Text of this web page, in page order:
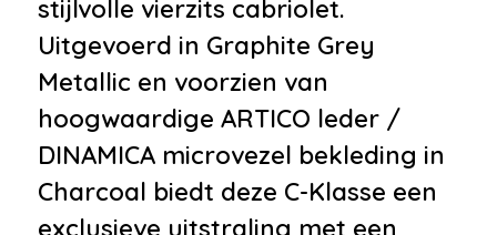
•Buitenspiegels met verlichting
•Buitenspiegels verwarmbaar
Bumpers in carrosseriekleur
•Centrale deurvergrendeling
met afstandsbediening
Getint glas
stijlvolle vierzits cabriolet.
Uitgevoerd in Graphite Grey
Metallic en voorzien van
hoogwaardige ARTICO leder /
DINAMICA microvezel bekleding in
Charcoal biedt deze C-Klasse een
exclusieve uitstraling met een